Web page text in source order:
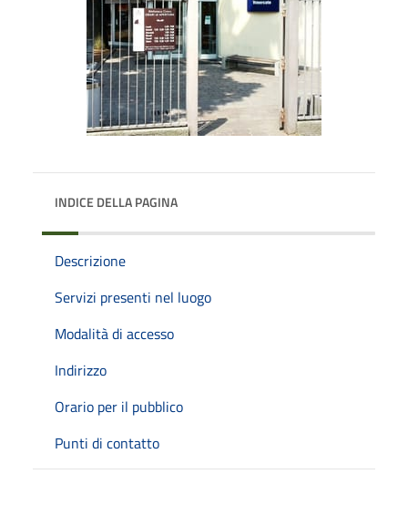
INDICE DELLA PAGINA
Descrizione
Servizi presenti nel luogo
Modalità di accesso
Indirizzo
Orario per il pubblico
Punti di contatto